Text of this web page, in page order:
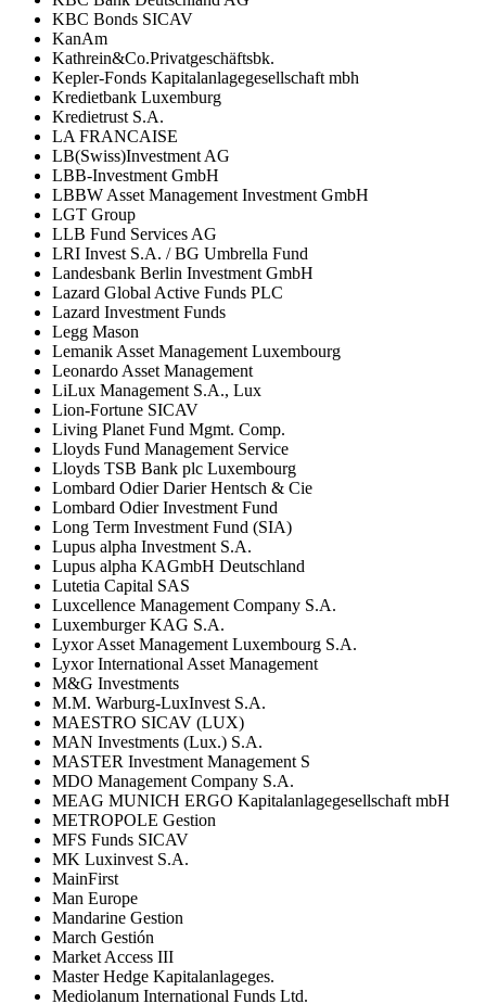
KBC Bonds SICAV
KanAm
Kathrein&Co.Privatgeschäftsbk.
Kepler-Fonds Kapitalanlagegesellschaft mbh
Kredietbank Luxemburg
Kredietrust S.A.
LA FRANCAISE
LB(Swiss)Investment AG
LBB-Investment GmbH
LBBW Asset Management Investment GmbH
LGT Group
LLB Fund Services AG
LRI Invest S.A. / BG Umbrella Fund
Landesbank Berlin Investment GmbH
Lazard Global Active Funds PLC
Lazard Investment Funds
Legg Mason
Lemanik Asset Management Luxembourg
Leonardo Asset Management
LiLux Management S.A., Lux
Lion-Fortune SICAV
Living Planet Fund Mgmt. Comp.
Lloyds Fund Management Service
Lloyds TSB Bank plc Luxembourg
Lombard Odier Darier Hentsch & Cie
Lombard Odier Investment Fund
Long Term Investment Fund (SIA)
Lupus alpha Investment S.A.
Lupus alpha KAGmbH Deutschland
Lutetia Capital SAS
Luxcellence Management Company S.A.
Luxemburger KAG S.A.
Lyxor Asset Management Luxembourg S.A.
Lyxor International Asset Management
M&G Investments
M.M. Warburg-LuxInvest S.A.
MAESTRO SICAV (LUX)
MAN Investments (Lux.) S.A.
MASTER Investment Management S
MDO Management Company S.A.
MEAG MUNICH ERGO Kapitalanlagegesellschaft mbH
METROPOLE Gestion
MFS Funds SICAV
MK Luxinvest S.A.
MainFirst
Man Europe
Mandarine Gestion
March Gestión
Market Access III
Master Hedge Kapitalanlageges.
Mediolanum International Funds Ltd.